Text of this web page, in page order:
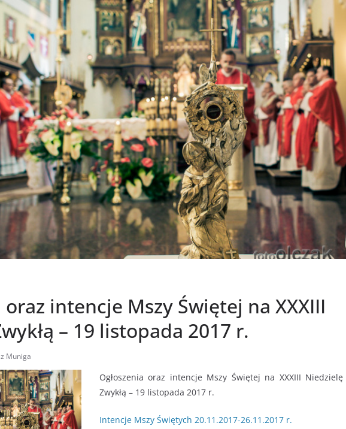
oraz intencje Mszy Świętej na XXXIII
– 19 listopada 2017 r.
Muniga
Ogłoszenia oraz intencje Mszy Świętej na XXXIII Niedzielę
Zwykłą – 19 listopada 2017 r.
Intencje Mszy Świętych 20.11.2017-26.11.2017 r.